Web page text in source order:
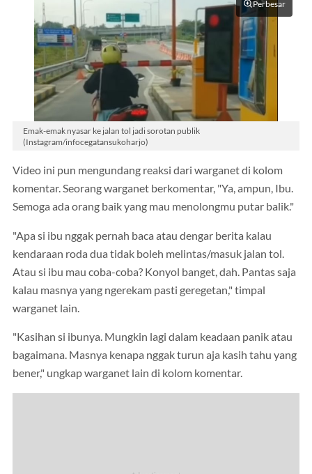
Perbesar
Emak-emak nyasar ke jalan tol jadi sorotan publik
(Instagram/infocegatansukoharjo)
Video ini pun mengundang reaksi dari warganet di kolom
komentar. Seorang warganet berkomentar, "Ya, ampun, Ibu.
Semoga ada orang baik yang mau menolongmu putar balik."
"Apa si ibu nggak pernah baca atau dengar berita kalau
kendaraan roda dua tidak boleh melintas/masuk jalan tol.
Atau si ibu mau coba-coba? Konyol banget, dah. Pantas saja
kalau masnya yang ngerekam pasti geregetan," timpal
warganet lain.
"Kasihan si ibunya. Mungkin lagi dalam keadaan panik atau
bagaimana. Masnya kenapa nggak turun aja kasih tahu yang
bener," ungkap warganet lain di kolom komentar.